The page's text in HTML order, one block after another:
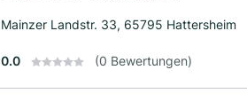
Mainzer Landstr. 33, 65795 Hattersheim
0.0 (0 Bewertungen)